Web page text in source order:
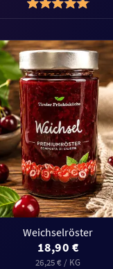
Weichselröster
18,90 €
26,25 € / KG